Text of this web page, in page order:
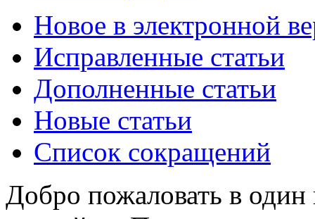
Новое в электронной
Исправленные статьи
Дополненные статьи
Новые статьи
Список сокращений
Добро пожаловать в